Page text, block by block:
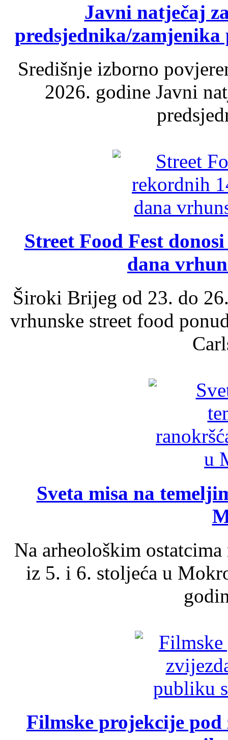
Javni natječaj
predsjednika/
Središnje izborno
2026. godine Javni
Street Food Fest
dana
Široki Brijeg od 23. do
vrhunske street food
Sveta misa na
Na arheološkim
iz 5. i 6. stoljeća u
Filmske projekcije